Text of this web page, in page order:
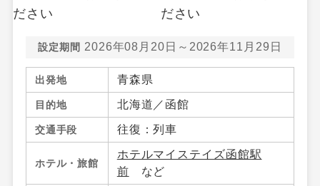
設定期間 2026年08月20日～2026年11月29日
出発地 青森県
目的地 北海道／函館
交通手段 往復：列車
ホテル・旅館
ホテルマイステイズ函館駅
前 など